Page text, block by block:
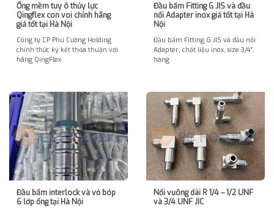
Ống mềm tuy ô thủy lực
Qingflex con voi chính hãng
giá tốt tại Hà Nội
Công ty CP Phú Cường Holding
chính thức ký kết thỏa thuận với
hãng QingFlex
Đầu bấm Fitting G JIS và đầu
nối Adapter inox giá tốt tại Hà
Nội
Đầu bấm Fitting G JIS và đầu nối
Adapter, chất liệu inox, size 3/4″,
hàng
Đầu bấm interlock và vỏ bóp
6 lớp ống tại Hà Nội
Nối vuông dài R 1/4 – 1/2 UNF
và 3/4 UNF JIC